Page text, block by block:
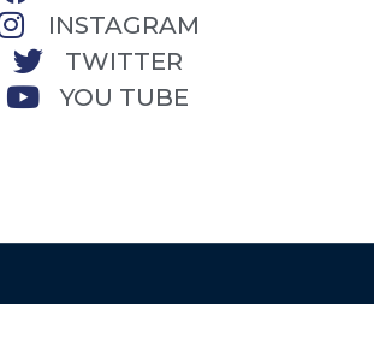
INSTAGRAM
TWITTER
YOU TUBE